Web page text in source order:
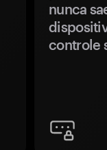
nunca
controle